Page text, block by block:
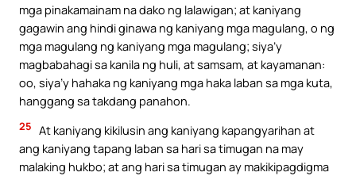
mga pinakamainam na dako ng lalawigan; at kaniyang
gagawin ang hindi ginawa ng kaniyang mga magulang, o ng
mga magulang ng kaniyang mga magulang; siya’y
magbabahagi sa kanila ng huli, at samsam, at kayamanan:
oo, siya’y hahaka ng kaniyang mga haka laban sa mga kuta,
hanggang sa takdang panahon.
25 At kaniyang kikilusin ang kaniyang kapangyarihan at
ang kaniyang tapang laban sa hari sa timugan na may
malaking hukbo; at ang hari sa timugan ay makikipagdigma